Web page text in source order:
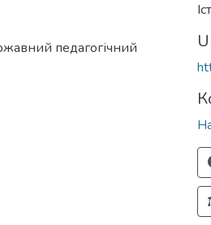
педагогічний